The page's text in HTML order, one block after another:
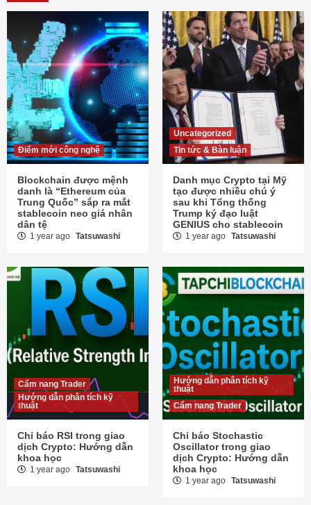
Điểm mới công nghệ
Blockchain được mệnh
danh là “Ethereum của
Trung Quốc” sắp ra mắt
stablecoin neo giá nhân
dân tệ
1 year ago Tatsuwashi
Uncategorized
Tin tức & Bàn luận
Danh mục Crypto tại Mỹ
tạo được nhiều chú ý
sau khi Tổng thống
Trump ký đạo luật
GENIUS cho stablecoin
1 year ago Tatsuwashi
Cẩm nang Trader
Hướng dẫn phân tích kỹ
thuật
Chỉ báo RSI trong giao
dịch Crypto: Hướng dẫn
khoa học
1 year ago Tatsuwashi
Hướng dẫn phân tích kỹ
thuật
Cẩm nang Trader
Chỉ báo Stochastic
Oscillator trong giao
dịch Crypto: Hướng dẫn
khoa học
1 year ago Tatsuwashi